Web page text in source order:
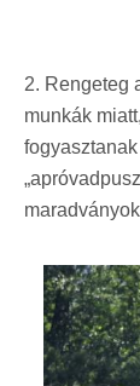
2. Rengeteg
munkák